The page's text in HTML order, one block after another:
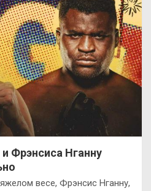
Фрэнсиса Нганну
весе, Фрэнсис Нганну,